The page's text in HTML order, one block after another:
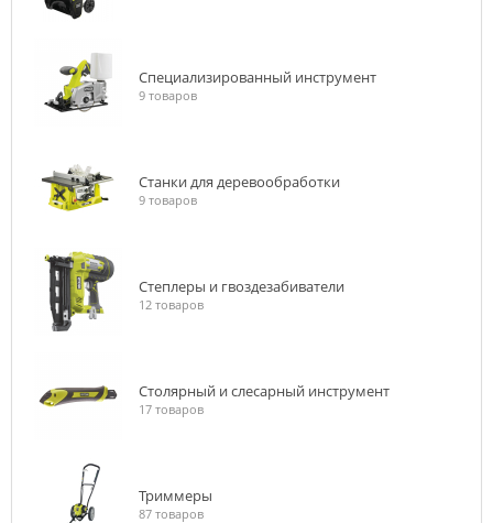
Специализированный инструмент
9 товаров
Станки для деревообработки
9 товаров
Степлеры и гвоздезабиватели
12 товаров
Столярный и слесарный инструмент
17 товаров
Триммеры
87 товаров